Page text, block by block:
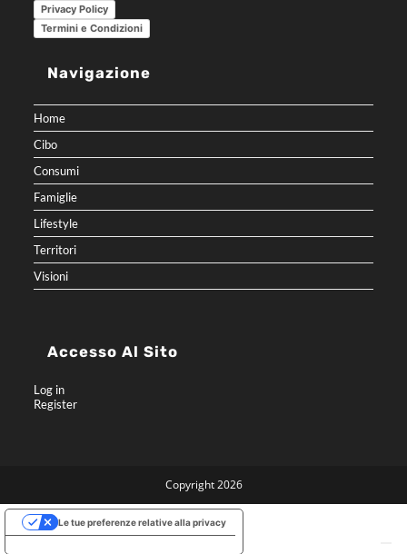
Privacy Policy
Termini e Condizioni
Navigazione
Home
Cibo
Consumi
Famiglie
Lifestyle
Territori
Visioni
Accesso Al Sito
Log in
Register
Copyright 2026
Le tue preferenze relative alla privacy